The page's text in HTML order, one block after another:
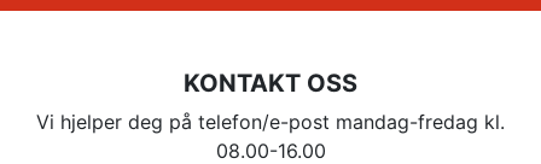
KONTAKT OSS
Vi hjelper deg på telefon/e-post mandag-fredag kl.
08.00-16.00